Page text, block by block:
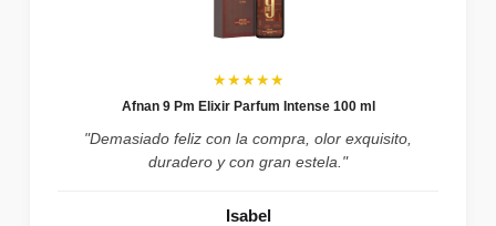
★★★★★
Afnan 9 Pm Elixir Parfum Intense 100 ml
"Demasiado feliz con la compra, olor exquisito,
duradero y con gran estela."
Isabel